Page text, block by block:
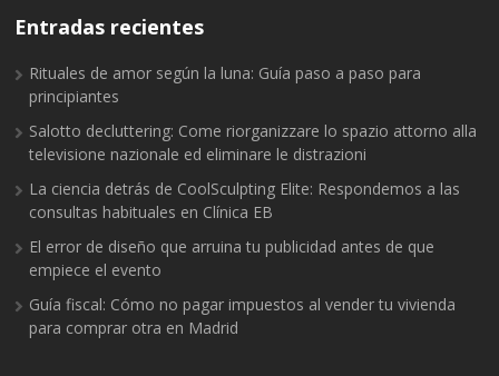
Entradas recientes
Rituales de amor según la luna: Guía paso a paso para
principiantes
Salotto decluttering: Come riorganizzare lo spazio attorno alla
televisione nazionale ed eliminare le distrazioni
La ciencia detrás de CoolSculpting Elite: Respondemos a las
consultas habituales en Clínica EB
El error de diseño que arruina tu publicidad antes de que
empiece el evento
Guía fiscal: Cómo no pagar impuestos al vender tu vivienda
para comprar otra en Madrid